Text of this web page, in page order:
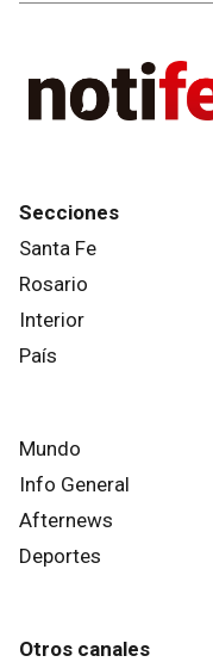
Secciones
Santa Fe
Rosario
Interior
País
Mundo
Info General
Afternews
Deportes
Otros canales